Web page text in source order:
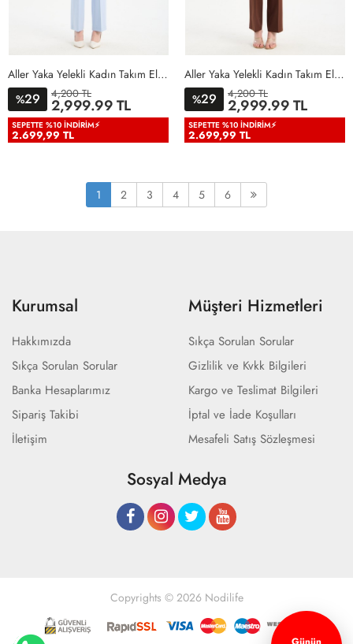
36 38 40 42 44
48
50
Aller Yaka Yelekli Kadın Takım Elbise Bebe Mavisi Bebe Mavisi
%29 4,200 TL
2,999.99 TL
SEPETTE %10 İNDIRIM⚡
2.699,99 TL
36 38 40 42 44
48
50
Aller Yaka Yelekli Kadın Takım Elbise Acı Kahve Acı Kahve
%29 4,200 TL
2,999.99 TL
SEPETTE %10 İNDIRIM⚡
2.699,99 TL
1 2 3 4 5 6
Kurumsal
Hakkımızda
Sıkça Sorulan Sorular
Banka Hesaplarımız
Sipariş Takibi
İletişim
Müşteri Hizmetleri
Sıkça Sorulan Sorular
Gizlilik ve Kvkk Bilgileri
Kargo ve Teslimat Bilgileri
İptal ve İade Koşulları
Mesafeli Satış Sözleşmesi
Sosyal Medya
Copyrights © 2026 Nodilife